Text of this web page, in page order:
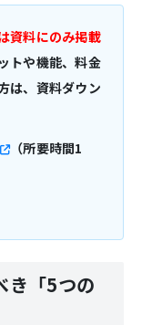
資料にのみ掲載
トや機能、料金
は、資料ダウン
（所要時間1
き「5つの